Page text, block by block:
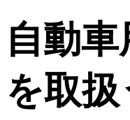
自動
を取